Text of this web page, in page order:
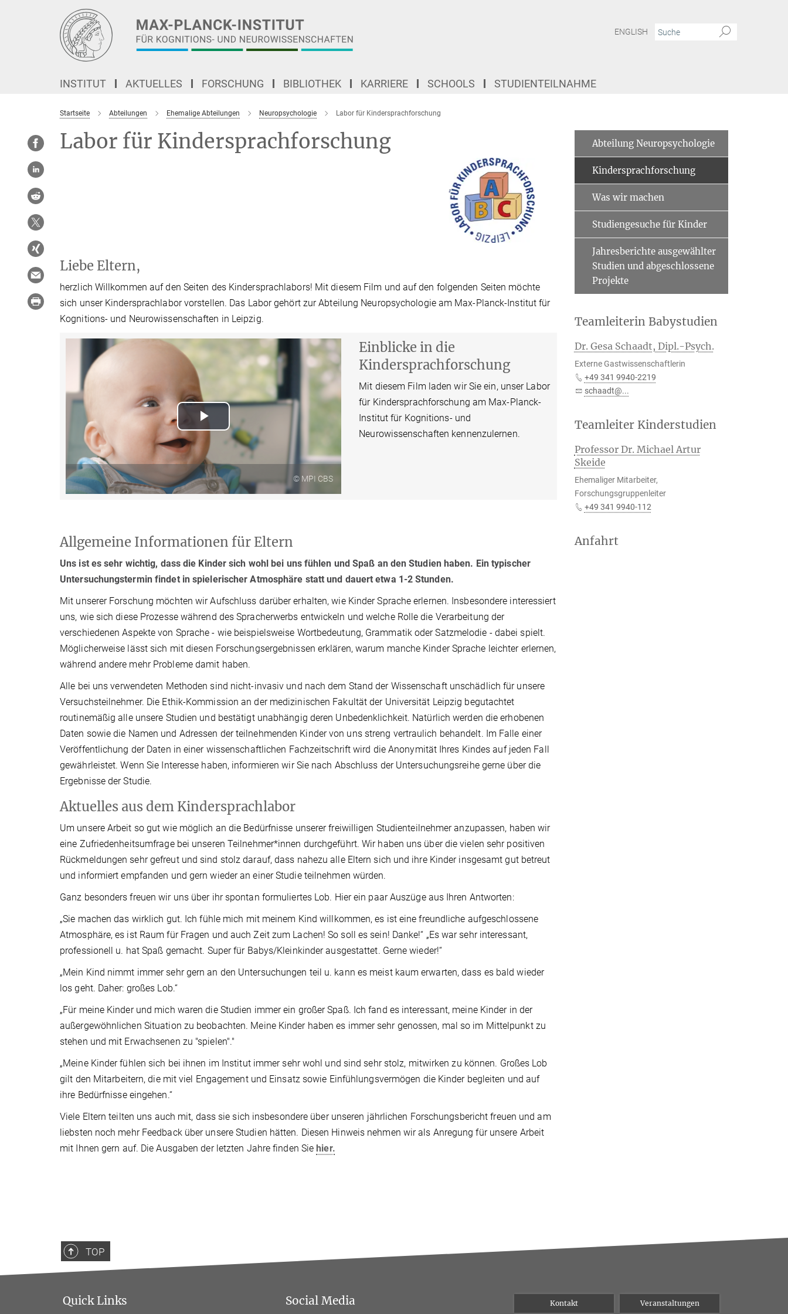
ENGLISH
INSTITUT AKTUELLES FORSCHUNG BIBLIOTHEK KARRIERE SCHOOLS STUDIENTEILNAHME
Startseite Abteilungen Ehemalige Abteilungen Neuropsychologie Labor für Kindersprachforschung
Labor für Kindersprachforschung
Liebe Eltern,
herzlich Willkommen auf den Seiten des Kindersprachlabors! Mit diesem Film und auf den folgenden Seiten möchte
sich unser Kindersprachlabor vorstellen. Das Labor gehört zur Abteilung Neuropsychologie am Max-Planck-Institut für
Kognitions- und Neurowissenschaften in Leipzig.
Play
Video
© MPI CBS
Einblicke in die
Kindersprachforschung
Mit diesem Film laden wir Sie ein, unser Labor
für Kindersprachforschung am Max-Planck-
Institut für Kognitions- und
Neurowissenschaften kennenzulernen.
Allgemeine Informationen für Eltern
Uns ist es sehr wichtig, dass die Kinder sich wohl bei uns fühlen und Spaß an den Studien haben. Ein typischer
Untersuchungstermin findet in spielerischer Atmosphäre statt und dauert etwa 1-2 Stunden.
Mit unserer Forschung möchten wir Aufschluss darüber erhalten, wie Kinder Sprache erlernen. Insbesondere interessiert
uns, wie sich diese Prozesse während des Spracherwerbs entwickeln und welche Rolle die Verarbeitung der
verschiedenen Aspekte von Sprache - wie beispielsweise Wortbedeutung, Grammatik oder Satzmelodie - dabei spielt.
Möglicherweise lässt sich mit diesen Forschungsergebnissen erklären, warum manche Kinder Sprache leichter erlernen,
während andere mehr Probleme damit haben.
Alle bei uns verwendeten Methoden sind nicht-invasiv und nach dem Stand der Wissenschaft unschädlich für unsere
Versuchsteilnehmer. Die Ethik-Kommission an der medizinischen Fakultät der Universität Leipzig begutachtet
routinemäßig alle unsere Studien und bestätigt unabhängig deren Unbedenklichkeit. Natürlich werden die erhobenen
Daten sowie die Namen und Adressen der teilnehmenden Kinder von uns streng vertraulich behandelt. Im Falle einer
Veröffentlichung der Daten in einer wissenschaftlichen Fachzeitschrift wird die Anonymität Ihres Kindes auf jeden Fall
gewährleistet. Wenn Sie Interesse haben, informieren wir Sie nach Abschluss der Untersuchungsreihe gerne über die
Ergebnisse der Studie.
Aktuelles aus dem Kindersprachlabor
Um unsere Arbeit so gut wie möglich an die Bedürfnisse unserer freiwilligen Studienteilnehmer anzupassen, haben wir
eine Zufriedenheitsumfrage bei unseren Teilnehmer*innen durchgeführt. Wir haben uns über die vielen sehr positiven
Rückmeldungen sehr gefreut und sind stolz darauf, dass nahezu alle Eltern sich und ihre Kinder insgesamt gut betreut
und informiert empfanden und gern wieder an einer Studie teilnehmen würden.
Ganz besonders freuen wir uns über ihr spontan formuliertes Lob. Hier ein paar Auszüge aus Ihren Antworten:
„Sie machen das wirklich gut. Ich fühle mich mit meinem Kind willkommen, es ist eine freundliche aufgeschlossene
Atmosphäre, es ist Raum für Fragen und auch Zeit zum Lachen! So soll es sein! Danke!“ „Es war sehr interessant,
professionell u. hat Spaß gemacht. Super für Babys/Kleinkinder ausgestattet. Gerne wieder!“
„Mein Kind nimmt immer sehr gern an den Untersuchungen teil u. kann es meist kaum erwarten, dass es bald wieder
los geht. Daher: großes Lob.“
„Für meine Kinder und mich waren die Studien immer ein großer Spaß. Ich fand es interessant, meine Kinder in der
außergewöhnlichen Situation zu beobachten. Meine Kinder haben es immer sehr genossen, mal so im Mittelpunkt zu
stehen und mit Erwachsenen zu "spielen"."
„Meine Kinder fühlen sich bei ihnen im Institut immer sehr wohl und sind sehr stolz, mitwirken zu können. Großes Lob
gilt den Mitarbeitern, die mit viel Engagement und Einsatz sowie Einfühlungsvermögen die Kinder begleiten und auf
ihre Bedürfnisse eingehen.“
Viele Eltern teilten uns auch mit, dass sie sich insbesondere über unseren jährlichen Forschungsbericht freuen und am
liebsten noch mehr Feedback über unsere Studien hätten. Diesen Hinweis nehmen wir als Anregung für unsere Arbeit
mit Ihnen gern auf. Die Ausgaben der letzten Jahre finden Siehier.
Abteilung Neuropsychologie
Kindersprachforschung
Was wir machen
Studiengesuche für Kinder
Jahresberichte ausgewählter
Studien und abgeschlossene
Projekte
Teamleiterin Babystudien
Dr. Gesa Schaadt, Dipl.-Psych.
Externe Gastwissenschaftlerin
+49 341 9940-2219
schaadt@...
Teamleiter Kinderstudien
Professor Dr. Michael Artur
Skeide
Ehemaliger Mitarbeiter,
Forschungsgruppenleiter
+49 341 9940-112
Anfahrt
TOP
Quick Links Social Media Kontakt Veranstaltungen